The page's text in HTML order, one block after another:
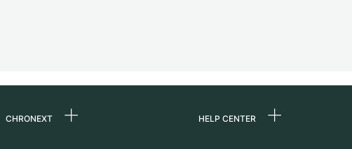
CHRONEXT HELP CENTER